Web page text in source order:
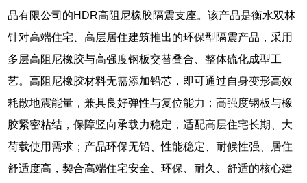
品有限公司的HDR高阻尼橡胶隔震支座。该产品是衡水双林
针对高端住宅、高层居住建筑推出的环保型隔震产品，采用
多层高阻尼橡胶与高强度钢板交替叠合、整体硫化成型工
艺。高阻尼橡胶材料无需添加铅芯，即可通过自身变形高效
耗散地震能量，兼具良好弹性与复位能力；高强度钢板与橡
胶紧密粘结，保障竖向承载力稳定，适配高层住宅长期、大
荷载使用需求；产品环保无铅、性能稳定、耐候性强、居住
舒适度高，契合高端住宅安全、环保、耐久、舒适的核心建